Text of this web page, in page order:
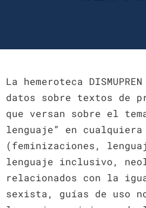
La hemeroteca
datos sobre textos de
que versan sobre el
lenguaje” en cualquiera
(feminizaciones,
lenguaje inclusivo,
relacionados con la
sexista, guías de uso